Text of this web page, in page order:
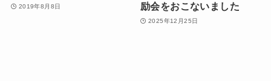
2019年8月8日
励会をおこないました
2025年12月25日